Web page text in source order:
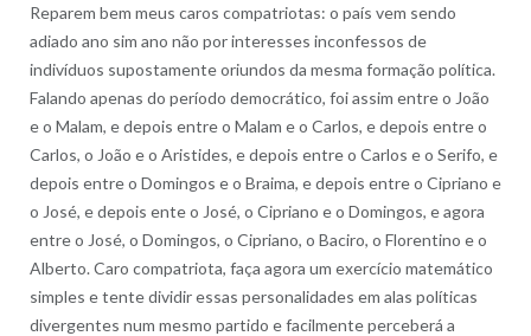
Reparem bem meus caros compatriotas: o país vem sendo
adiado ano sim ano não por interesses inconfessos de
indivíduos supostamente oriundos da mesma formação política.
Falando apenas do período democrático, foi assim entre o João
e o Malam, e depois entre o Malam e o Carlos, e depois entre o
Carlos, o João e o Aristides, e depois entre o Carlos e o Serifo, e
depois entre o Domingos e o Braima, e depois entre o Cipriano e
o José, e depois ente o José, o Cipriano e o Domingos, e agora
entre o José, o Domingos, o Cipriano, o Baciro, o Florentino e o
Alberto. Caro compatriota, faça agora um exercício matemático
simples e tente dividir essas personalidades em alas políticas
divergentes num mesmo partido e facilmente perceberá a